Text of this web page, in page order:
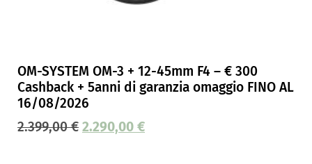
OM-SYSTEM OM-3 + 12-45mm F4 – € 300
Cashback + 5anni di garanzia omaggio FINO AL
16/08/2026
2.399,00€ 2.290,00 €